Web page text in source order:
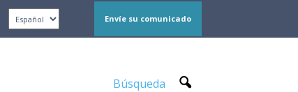
Envíe su comunicado
Búsqueda